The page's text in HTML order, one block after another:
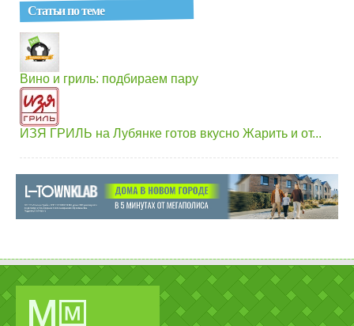
Статьи по теме
Вино и гриль: подбираем пару
ИЗЯ ГРИЛЬ на Лубянке готов вкусно Жарить и от...